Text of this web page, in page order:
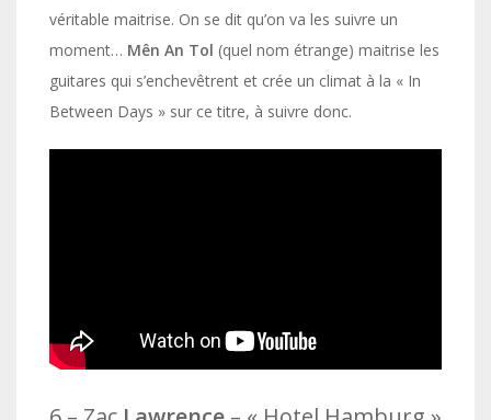
véritable maitrise. On se dit qu’on va les suivre un
moment… Mên An Tol (quel nom étrange) maitrise les
guitares qui s’enchevêtrent et crée un climat à la « In
Between Days » sur ce titre, à suivre donc.